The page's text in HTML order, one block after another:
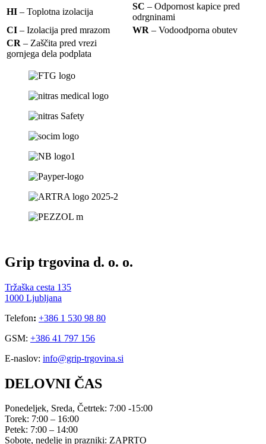
HI – Toplotna izolacija
SC – Odpornost kapice pred
odrgninami
CI – Izolacija pred mrazom WR – Vodoodporna obutev
CR – Zaščita pred vrezi
gornjega dela podplata
Grip trgovina d. o. o.
Tržaška cesta 135
1000 Ljubljana
Telefon: +386 1 530 98 80
GSM: +386 41 797 156
E-naslov: info@grip-trgovina.si
DELOVNI ČAS
Ponedeljek, Sreda, Četrtek: 7:00 -15:00
Torek: 7:00 – 16:00
Petek: 7:00 – 14:00
Sobote, nedelje in prazniki: ZAPRTO